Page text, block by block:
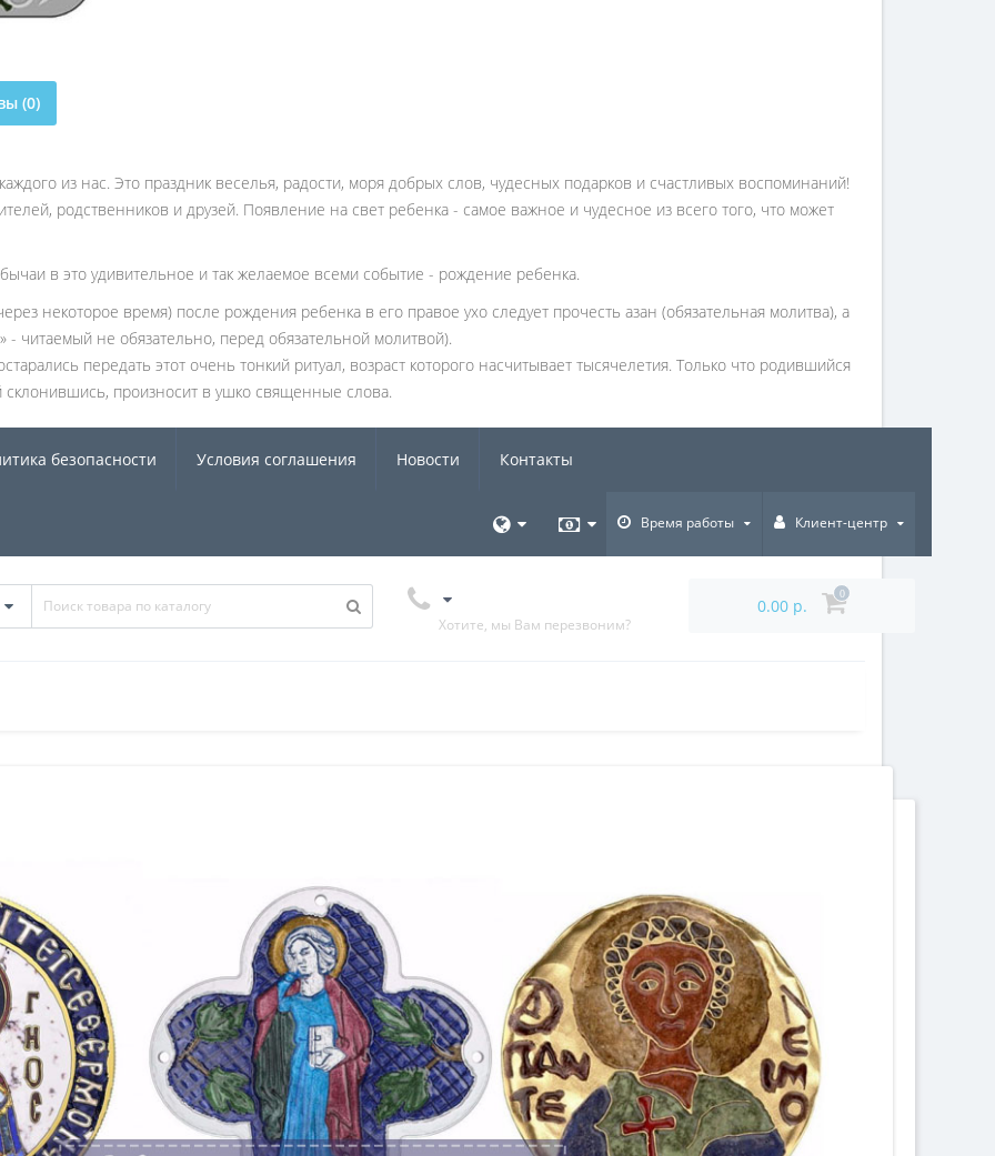
(0)
из нас. Это праздник веселья, радости, моря добрых слов, чудесных подарков и счастливых воспоминаний!
родственников и друзей. Появление на свет ребенка - самое важное и чудесное из всего того, что может
в это удивительное и так желаемое всеми событие - рождение ребенка.
некоторое время) после рождения ребенка в его правое ухо следует прочесть азан (обязательная молитва), а
- читаемый не обязательно, перед обязательной молитвой).
передать этот очень тонкий ритуал, возраст которого насчитывает тысячелетия. Только что родившийся
склонившись, произносит в ушко священные слова.
безопасности Условия соглашения Новости Контакты
Время работы Клиент-центр
Хотите, мы Вам перезвоним?
0.00 р.
0